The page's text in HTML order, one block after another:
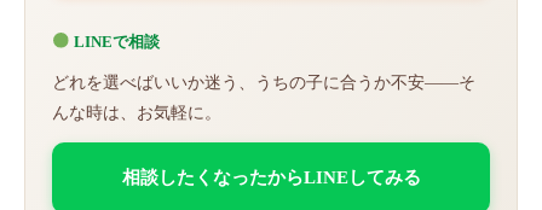
LINEで相談
どれを選べばいいか迷う、うちの子に合うか不安——そ
んな時は、お気軽に。
相談したくなったからLINEしてみる